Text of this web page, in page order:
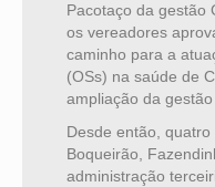
Pacotaço da gestão
os vereadores
caminho para a
(OSs) na saúde de
ampliação da
Desde então,
Boqueirão,
administração